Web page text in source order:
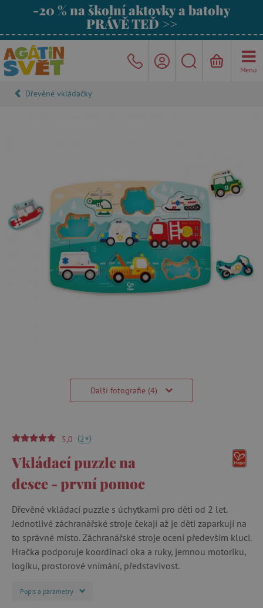
-20 % na školní aktovky a batohy
PRÁVĚ TEĎ >>
Menu
Dřevěné vkládačky
Další fotografie (4)
5,0 (2+)
Vkládací puzzle na
desce - první pomoc
Dřevěné vkládací puzzle s úchytkami pro děti od 2 let.
Jednotlivé záchranářské stroje čekají až je děti zaparkují na
to správné místo. Záchranářské stroje ocení především kluci.
Hračka podporuje koordinaci oka a ruky, jemnou motoriku,
logiku, prostorové vnímání, představivost.
Popis a parametry